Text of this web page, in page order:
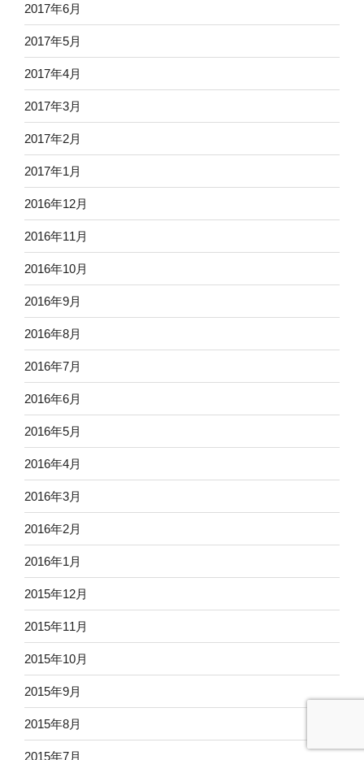
2017年6月
2017年5月
2017年4月
2017年3月
2017年2月
2017年1月
2016年12月
2016年11月
2016年10月
2016年9月
2016年8月
2016年7月
2016年6月
2016年5月
2016年4月
2016年3月
2016年2月
2016年1月
2015年12月
2015年11月
2015年10月
2015年9月
2015年8月
2015年7月